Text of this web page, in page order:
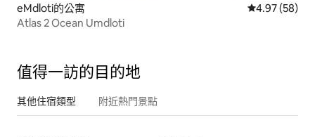
eMdloti的公寓 從 58 則評價
4.97 (58)
Atlas 2 Ocean Umdloti
值得一訪的目的地
其他住宿類型 附近熱門景點